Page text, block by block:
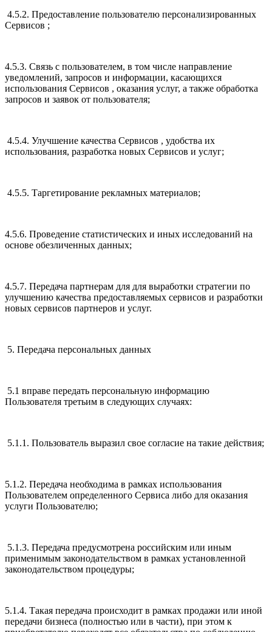
4.5.2. Предоставление пользователю персонализированных
Сервисов ;
4.5.3. Связь с пользователем, в том числе направление
уведомлений, запросов и информации, касающихся
использования Сервисов , оказания услуг, а также обработка
запросов и заявок от пользователя;
4.5.4. Улучшение качества Сервисов , удобства их
использования, разработка новых Сервисов и услуг;
4.5.5. Таргетирование рекламных материалов;
4.5.6. Проведение статистических и иных исследований на
основе обезличенных данных;
4.5.7. Передача партнерам для для выработки стратегии по
улучшению качества предоставляемых сервисов и разработки
новых сервисов партнеров и услуг.
5. Передача персональных данных
5.1 вправе передать персональную информацию
Пользователя третьим в следующих случаях:
5.1.1. Пользователь выразил свое согласие на такие действия;
5.1.2. Передача необходима в рамках использования
Пользователем определенного Сервиса либо для оказания
услуги Пользователю;
5.1.3. Передача предусмотрена российским или иным
применимым законодательством в рамках установленной
законодательством процедуры;
5.1.4. Такая передача происходит в рамках продажи или иной
передачи бизнеса (полностью или в части), при этом к